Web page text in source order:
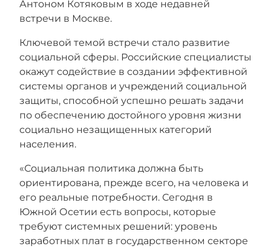
Антоном Котяковым в ходе недавней
встречи в Москве.
Ключевой темой встречи стало развитие
социальной сферы. Российские специалисты
окажут содействие в создании эффективной
системы органов и учреждений социальной
защиты, способной успешно решать задачи
по обеспечению достойного уровня жизни
социально незащищенных категорий
населения.
«Социальная политика должна быть
ориентирована, прежде всего, на человека и
его реальные потребности. Сегодня в
Южной Осетии есть вопросы, которые
требуют системных решений: уровень
заработных плат в государственном секторе